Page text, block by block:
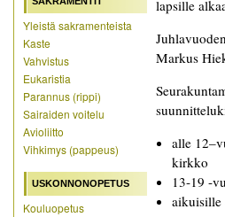
Yleistä sakramenteista
Kaste
Vahvistus
Eukaristia
Parannus (rippi)
Sairaiden voitelu
Avioliitto
Vihkimys (pappeus)
USKONNONOPETUS
Kouluopetus
lapsille
Markus
alle
kirkko
13-19 -
aikuisille